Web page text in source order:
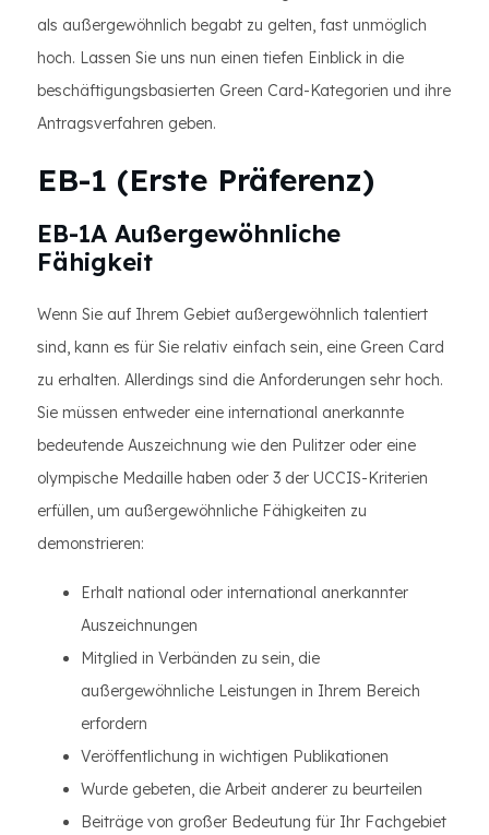
als außergewöhnlich begabt zu gelten, fast unmöglich
hoch. Lassen Sie uns nun einen tiefen Einblick in die
beschäftigungsbasierten Green Card-Kategorien und ihre
Antragsverfahren geben.
EB-1 (Erste Präferenz)
EB-1A Außergewöhnliche
Fähigkeit
Wenn Sie auf Ihrem Gebiet außergewöhnlich talentiert
sind, kann es für Sie relativ einfach sein, eine Green Card
zu erhalten. Allerdings sind die Anforderungen sehr hoch.
Sie müssen entweder eine international anerkannte
bedeutende Auszeichnung wie den Pulitzer oder eine
olympische Medaille haben oder 3 der UCCIS-Kriterien
erfüllen, um außergewöhnliche Fähigkeiten zu
demonstrieren:
Erhalt national oder international anerkannter
Auszeichnungen
Mitglied in Verbänden zu sein, die
außergewöhnliche Leistungen in Ihrem Bereich
erfordern
Veröffentlichung in wichtigen Publikationen
Wurde gebeten, die Arbeit anderer zu beurteilen
Beiträge von großer Bedeutung für Ihr Fachgebiet